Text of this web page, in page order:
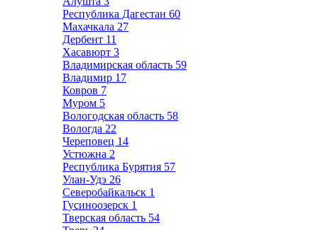
Республика Дагестан 60
Махачкала 27
Дербент 11
Хасавюрт 3
Владимирская область 59
Владимир 17
Ковров 7
Муром 5
Вологодская область 58
Вологда 22
Череповец 14
Устюжна 2
Республика Бурятия 57
Улан-Удэ 26
Северобайкальск 1
Гусиноозерск 1
Тверская область 54